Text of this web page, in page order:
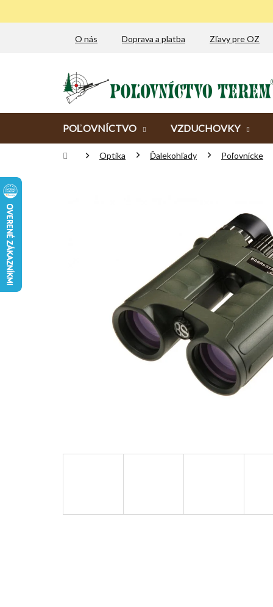
O nás Doprava a platba Zľavy pre OZ
POĽOVNÍCTVO VZDUCHOVKY
DomovOptika Ďalekohľady Poľovnícke